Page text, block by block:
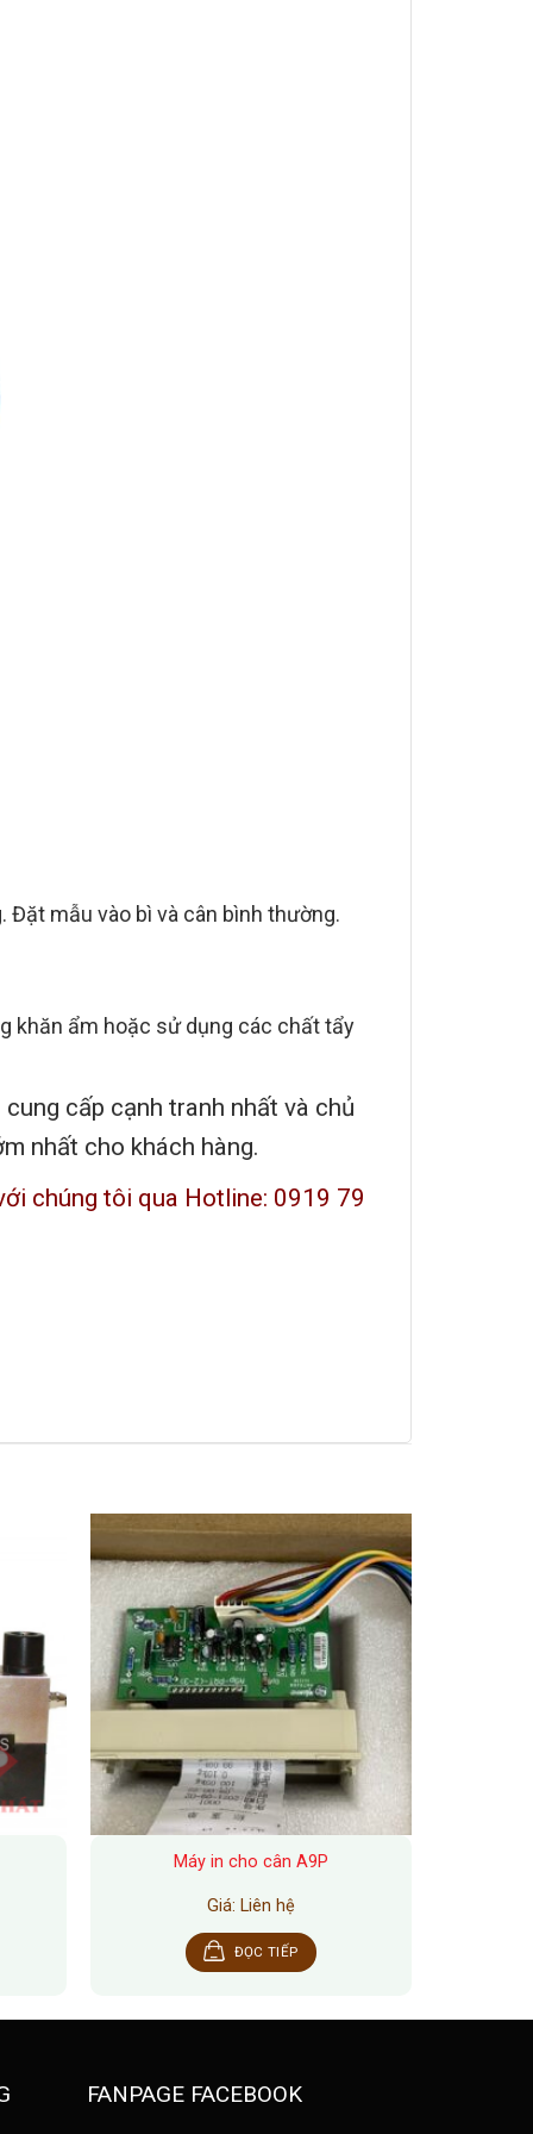
Đặt mẫu vào bì và cân bình thường.
khăn ẩm hoặc sử dụng các chất tẩy
cấp cạnh tranh nhất và chủ
nhất cho khách hàng.
chúng tôi qua Hotline: 0919 79
Máy in cho cân A9P
Giá: Liên hệ
ĐỌC TIẾP
FANPAGE FACEBOOK